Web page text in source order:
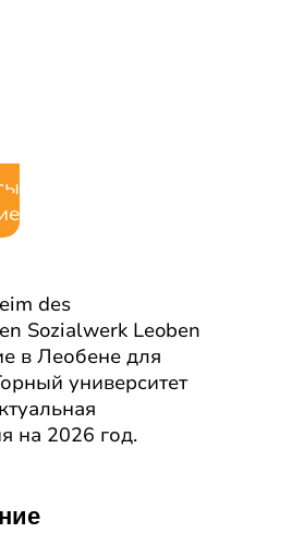
des
Sozialwerk Leoben
в Леобене для
университет
на 2026 год.